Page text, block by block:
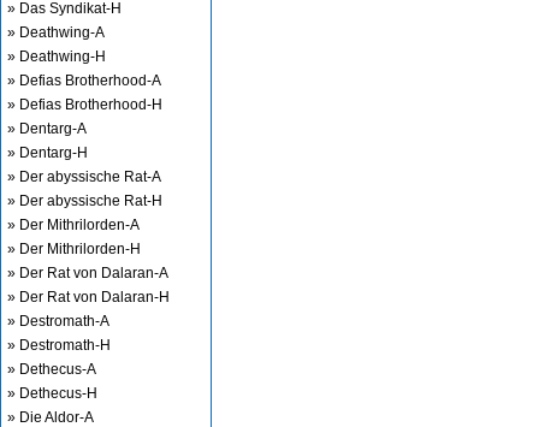
» Das Syndikat-H
» Deathwing-A
» Deathwing-H
» Defias Brotherhood-A
» Defias Brotherhood-H
» Dentarg-A
» Dentarg-H
» Der abyssische Rat-A
» Der abyssische Rat-H
» Der Mithrilorden-A
» Der Mithrilorden-H
» Der Rat von Dalaran-A
» Der Rat von Dalaran-H
» Destromath-A
» Destromath-H
» Dethecus-A
» Dethecus-H
» Die Aldor-A